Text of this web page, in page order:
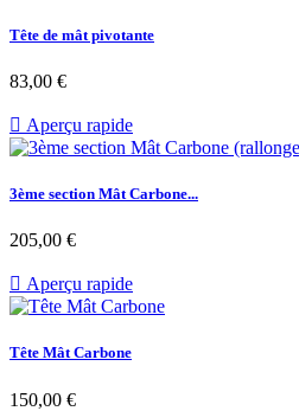
Tête de mât pivotante
Prix
83,00 €
 Aperçu rapide
3ème section Mât Carbone...
Prix
205,00 €
 Aperçu rapide
Tête Mât Carbone
Prix
150,00 €